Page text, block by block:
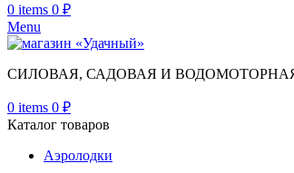
0 items 0 ₽
Menu
СИЛОВАЯ, САДОВАЯ И
0 items 0 ₽
Каталог товаров
Аэролодки